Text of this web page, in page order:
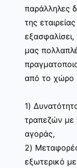
παράλληλες
της
μας
από το χώρο
1)
τραπεζών με
αγοράς,
2)
εξωτερικό